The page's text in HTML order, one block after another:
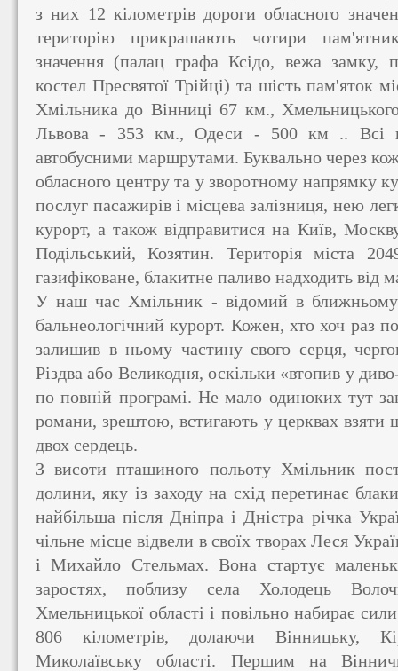
з них 12 кілометрів дороги обласного
територію прикрашають чотири
значення (палац графа Ксідо, вежа замку,
костел Пресвятої Трійці) та шість пам'яток
Хмільника до Вінниці 67 км.,
Львова - 353 км., Одеси - 500 км .. Всі ці
автобусними маршрутами. Буквально через
обласного центру та у зворотному напрямку
послуг пасажирів і місцева залізниця, нею
курорт, а також відправитися на Київ,
Подільський, Козятин. Територія міста
газифіковане, блакитне паливо надходить від
У наш час Хмільник - відомий в ближньому
бальнеологічний курорт. Кожен, хто хоч раз
залишив в ньому частину свого серця,
Різдва або Великодня, оскільки «втопив у
по повній програмі. Не мало одиноких тут
романи, зрештою, встигають у церквах взяти
двох сердець.
З висоти пташиного польоту Хмільник
долини, яку із заходу на схід перетинає
найбільша після Дніпра і Дністра річка
чільне місце відвели в своїх творах Леся
і Михайло Стельмах. Вона стартує
заростях, поблизу села Холодець
Хмельницької області і повільно набирає
806 кілометрів, долаючи Вінницьку,
Миколаївську області. Першим на